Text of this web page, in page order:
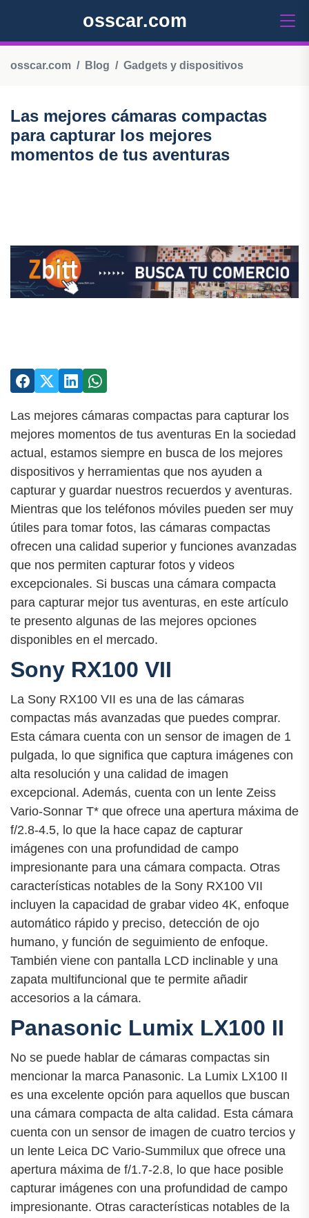
osscar.com
osscar.com Blog Gadgets y dispositivos
Las mejores cámaras compactas
para capturar los mejores
momentos de tus aventuras
Las mejores cámaras compactas para capturar los
mejores momentos de tus aventuras En la sociedad
actual, estamos siempre en busca de los mejores
dispositivos y herramientas que nos ayuden a
capturar y guardar nuestros recuerdos y aventuras.
Mientras que los teléfonos móviles pueden ser muy
útiles para tomar fotos, las cámaras compactas
ofrecen una calidad superior y funciones avanzadas
que nos permiten capturar fotos y videos
excepcionales. Si buscas una cámara compacta
para capturar mejor tus aventuras, en este artículo
te presento algunas de las mejores opciones
disponibles en el mercado.
Sony RX100 VII
La Sony RX100 VII es una de las cámaras
compactas más avanzadas que puedes comprar.
Esta cámara cuenta con un sensor de imagen de 1
pulgada, lo que significa que captura imágenes con
alta resolución y una calidad de imagen
excepcional. Además, cuenta con un lente Zeiss
Vario-Sonnar T* que ofrece una apertura máxima de
f/2.8-4.5, lo que la hace capaz de capturar
imágenes con una profundidad de campo
impresionante para una cámara compacta. Otras
características notables de la Sony RX100 VII
incluyen la capacidad de grabar video 4K, enfoque
automático rápido y preciso, detección de ojo
humano, y función de seguimiento de enfoque.
También viene con pantalla LCD inclinable y una
zapata multifuncional que te permite añadir
accesorios a la cámara.
Panasonic Lumix LX100 II
No se puede hablar de cámaras compactas sin
mencionar la marca Panasonic. La Lumix LX100 II
es una excelente opción para aquellos que buscan
una cámara compacta de alta calidad. Esta cámara
cuenta con un sensor de imagen de cuatro tercios y
un lente Leica DC Vario-Summilux que ofrece una
apertura máxima de f/1.7-2.8, lo que hace posible
capturar imágenes con una profundidad de campo
impresionante. Otras características notables de la